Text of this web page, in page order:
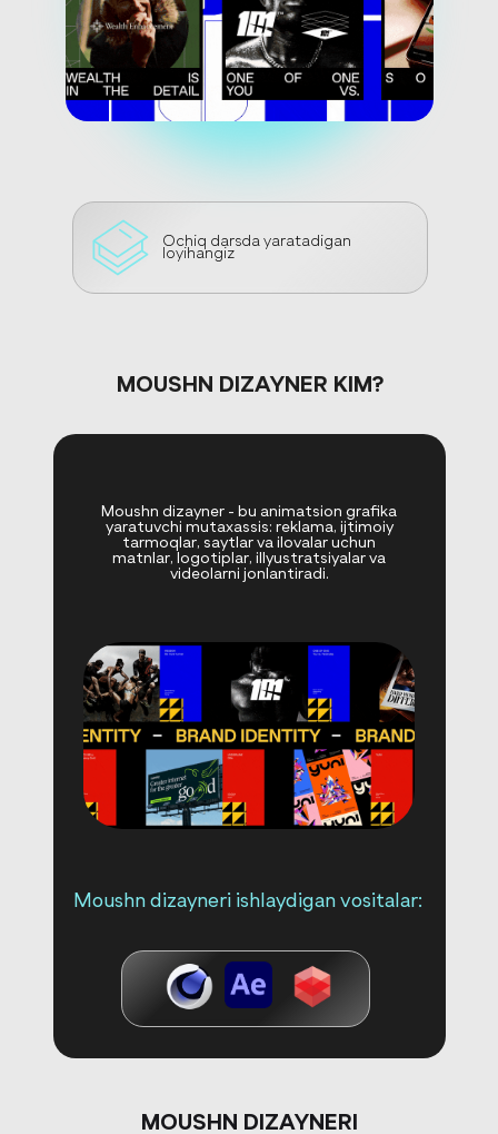
Ochiq darsda yaratadigan
loyihangiz
MOUSHN DIZAYNER KIM?
Moushn dizayneri ishlaydigan vositalar:
Moushn dizayner - bu animatsion grafika
yaratuvchi mutaxassis: reklama, ijtimoiy
tarmoqlar, saytlar va ilovalar uchun
matnlar, logotiplar, illyustratsiyalar va
videolarni jonlantiradi.
MOUSHN DIZAYNERI